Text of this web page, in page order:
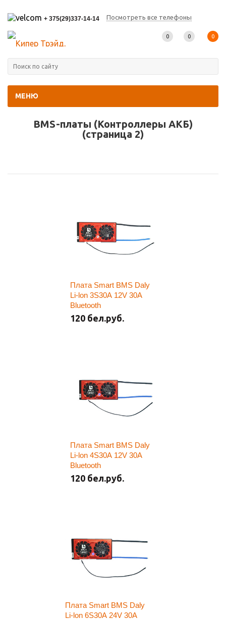
+ 375(29)337-14-14 Посмотреть все телефоны
МЕНЮ
0 0 0
BMS-платы (Контроллеры АКБ)
(страница 2)
Плата Smart BMS Daly
Li-lon 3S30A 12V 30A
Bluetooth
120 бел.руб.
Плата Smart BMS Daly
Li-lon 4S30A 12V 30A
Bluetooth
120 бел.руб.
Плата Smart BMS Daly
Li-lon 6S30A 24V 30A